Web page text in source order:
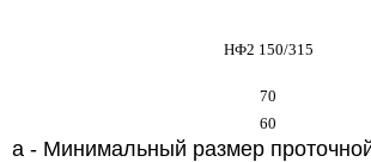
НФ2 150/315
70
60
a - Минимальный размер